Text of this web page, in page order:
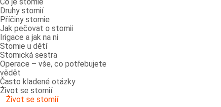
Druhy stomií
Příčiny stomie
Jak pečovat o stomii
Irigace a jak na ni
Stomie u dětí
Stomická sestra
Operace – vše, co potřebujete
vědět
Často kladené otázky
Život se stomií
Život se stomií